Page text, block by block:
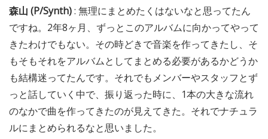
森山 (P/Synth): 無理にまとめたくはないなと思ってたん
ですね。2年8ヶ月、ずっとこのアルバムに向かってやって
きたわけでもない。その時どきで音楽を作ってきたし、そ
もそもそれをアルバムとしてまとめる必要があるかどうか
も結構迷ってたんです。それでもメンバーやスタッフとず
っと話していく中で、振り返った時に、1本の大きな流れ
のなかで曲を作ってきたのが見えてきた。それでナチュラ
ルにまとめられるなと思いました。